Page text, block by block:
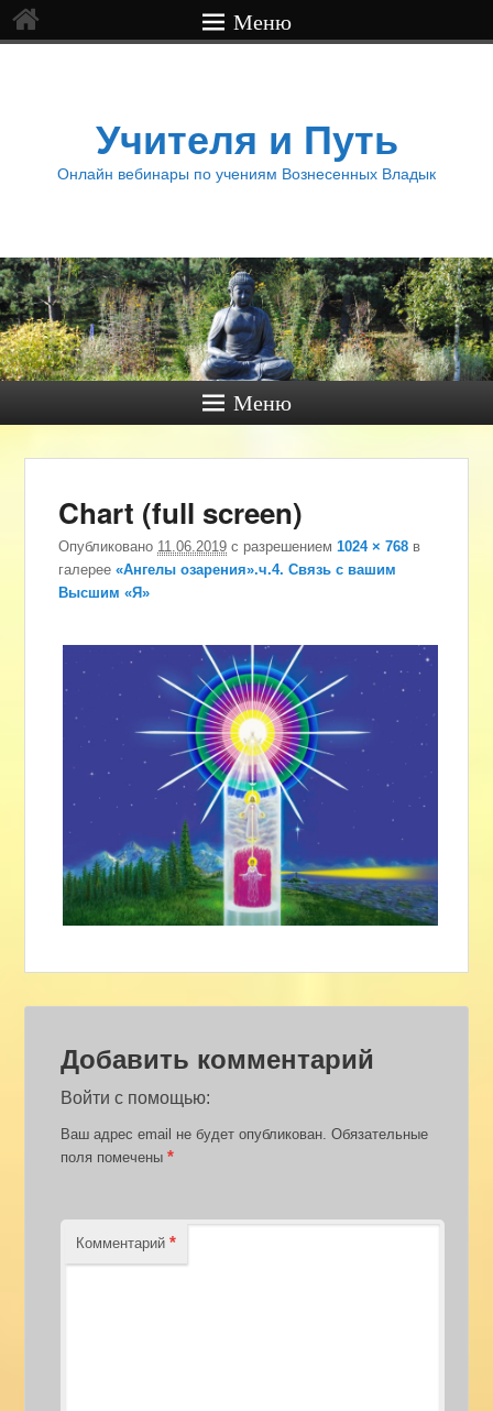
Меню
Учителя и Путь
Онлайн вебинары по учениям Вознесенных Владык
Меню
Chart (full screen)
Опубликовано 11.06.2019 с разрешением1024 × 768 в
галерее«Ангелы озарения».ч.4. Связь с вашим
Высшим «Я»
Добавить комментарий
Войти с помощью:
Ваш адрес email не будет опубликован. Обязательные
поля помечены*
Комментарий*